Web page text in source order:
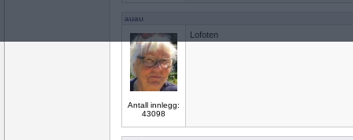
auau
Antall innlegg:
43098
Lofoten